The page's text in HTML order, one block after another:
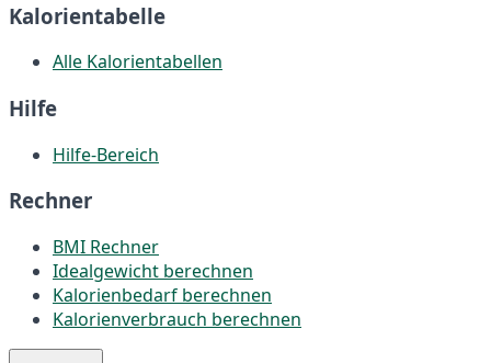
Kalorientabelle
Alle Kalorientabellen
Hilfe
Hilfe-Bereich
Rechner
BMI Rechner
Idealgewicht berechnen
Kalorienbedarf berechnen
Kalorienverbrauch berechnen